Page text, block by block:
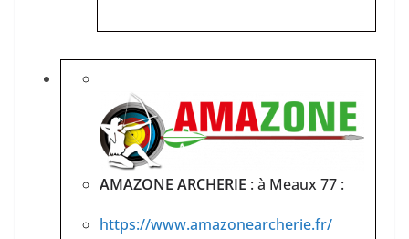
AMAZONE ARCHERIE : à Meaux 77 :
https://www.amazonearcherie.fr/